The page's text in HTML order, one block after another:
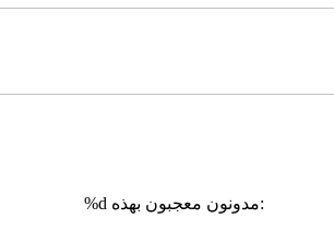
%d مدونون معجبون بهذه: